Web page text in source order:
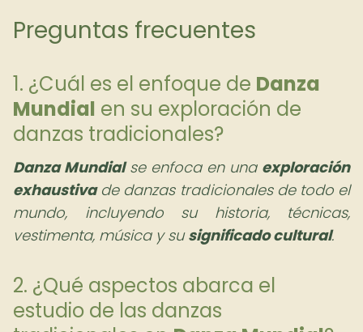
Preguntas frecuentes
1. ¿Cuál es el enfoque de Danza
Mundial en su exploración de
danzas tradicionales?
Danza Mundialse enfoca en una exploración
exhaustivade danzas tradicionales de todo el
mundo, incluyendo su historia, técnicas,
vestimenta, música y susignificado cultural.
2. ¿Qué aspectos abarca el
estudio de las danzas